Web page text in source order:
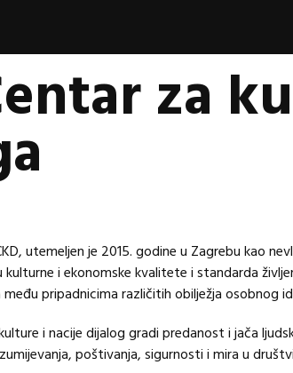
za
utemeljen je 2015. godine u Zagrebu kao
i ekonomske kvalitete i standarda
pripadnicima različitih obilježja osobnog
i nacije dijalog gradi predanost i jača
poštivanja, sigurnosti i mira u